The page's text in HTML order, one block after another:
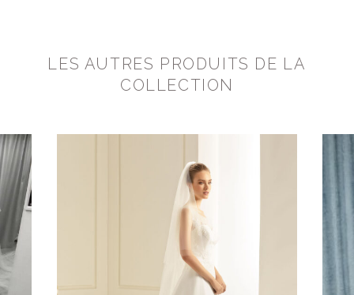
LES AUTRES PRODUITS DE LA
COLLECTION